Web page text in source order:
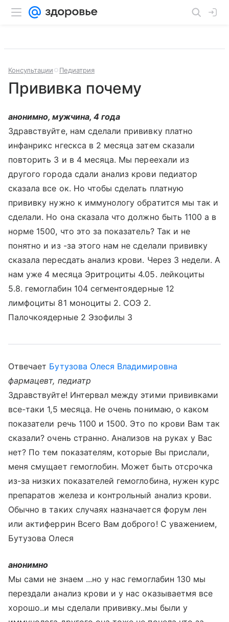
Консультации Педиатрия
Прививка почему
анонимно, мужчина, 4 года
Здравствуйте, нам сделали прививку платно
инфанрикс нгескса в 2 месяца затем сказали
повторить 3 и в 4 месяца. Мы переехали из
другого города сдали анализ крови педиатор
сказала все ок. Но чтобы сделать платную
прививку нужно к иммунологу обратится мы так и
сделали. Но она сказала что должно быть 1100 а в
норме 1500, что это за показатель? Так и не
понятно и из -за этого нам не сделали прививку
сказала пересдать анализ крови. Через 3 недели. А
нам уже 4 месяца Эритроциты 4.05. лейкоциты
5.8. гемоглабин 104 сегментоядерные 12
лимфоциты 81 моноциты 2. СОЭ 2.
Палочкоядерные 2 Эзофилы 3
Отвечает Бутузова Олеся Владимировна
фармацевт, педиатр
Здравствуйте! Интервал между этими прививками
все-таки 1,5 месяца. Не очень понимаю, о каком
показатели речь 1100 и 1500. Это по крови Вам так
сказали? очень странно. Анализов на руках у Вас
нет? По тем показателям, которые Вы прислали,
меня смущает гемоглобин. Может быть отсрочка
из-за низких показателей гемоглобина, нужен курс
препаратов железа и контрольный анализ крови.
Обычно в таких случаях назначается форум лен
или актиферрин Всего Вам доброго! С уважением,
Бутузова Олеся
анонимно
Мы сами не знаем ...но у нас гемоглабин 130 мы
перездали анализ крови и у нас оказываетмя все
хорошо..и мы сделали прививку..мы были у